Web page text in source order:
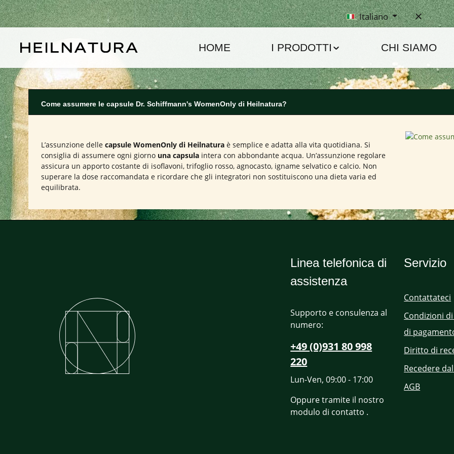
al contenuto principale
Passa alla navigazione principale Italiano
HOME I PRODOTTI CHI SIAMO
Come assumere le capsule Dr. Schiffmann's WomenOnly di Heilnatura?
L’assunzione delle capsule WomenOnly di Heilnatura è semplice e adatta alla vita quotidiana. Si
consiglia di assumere ogni giorno una capsula intera con abbondante acqua. Un’assunzione regolare
assicura un apporto costante di isoflavoni, trifoglio rosso, agnocasto, igname selvatico e calcio. Non
superare la dose raccomandata e ricordare che gli integratori non sostituiscono una dieta varia ed
equilibrata.
Linea telefonica di
assistenza
Supporto e consulenza al
numero:
+49 (0)931 80 998
220
Lun-Ven, 09:00 - 17:00
Oppure tramite il nostro
modulo di contatto .
Servizio
Contattateci
Condizioni
di
Diritto di
Recedere
AGB